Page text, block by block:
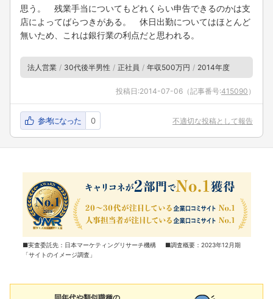
思う。 残業手当についてもどれくらい申告できるのかは支
店によってばらつきがある。 休日出勤についてはほとんど
無いため、これは銀行業の利点だと思われる。
法人営業 30代後半男性 正社員 年収500万円 2014年度
投稿日:2014-07-06 （記事番号:415090 ）
参考になった 0 不適切な投稿として報告
■実査委託先：日本マーケティングリサーチ機構 ■調査概要：2023年12月期
「サイトのイメージ調査」